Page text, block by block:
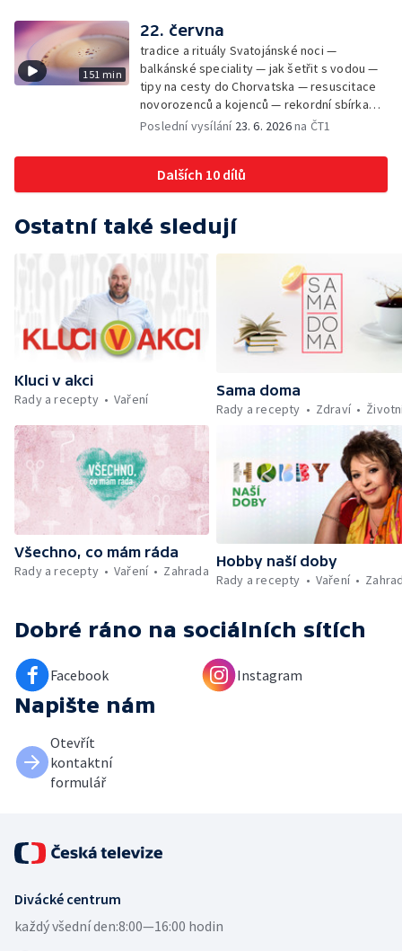
záchranářů v létě — Divácká soutěž —
Minimum sacharidů: maso, vejce, mléčné
výrobky a luštěniny — Jak se udržet v
kondici v létě bez posilovny — Prototyp
chytré vložky do bot pro běžce — Anketa +
aktuálně — Škola hrou — Upoutávka na další
vysílání — Počasí + Zprávy — Práce
Minimum sacharidů: maso, vejce, mléčné
výrobky a luštěniny — Mezinárodní folklórní
kondici v létě bez posilovny — Anketa +
Aktuálně — Škola hrou — Počasí — Prototyp
chytré vložky do bot pro běžce — Divácká
soutěž — Kniha veselých říkanek Hrátky se
zvířátky — Práce záchranářů v létě — Jak se
udržet v kondici v létě bez posilovny —
Škola hrou — Upoutávka na další vysílání —
Počasí + Zprávy — Mezinárodní folklórní
maso, vejce, mléčné výrobky a luštěniny —
Kniha veselých říkanek Hrátky se zvířátky —
Umělecký festival Pohoda 2026 —
Vyhodnocení ankety + ČT tipy —
Vyhodnocení divácké soutěže — Práce
záchranářů v létě
151 min
22. června
tradice a rituály Svatojánské noci —
balkánské speciality — jak šetřit s vodou —
tipy na cesty do Chorvatska — resuscitace
novorozenců a kojenců — rekordní sbírka
velkých modelů aut — výroba šperků se
Poslední vysílání 23. 6. 2026na ČT1
Dalších 10 dílů
Ostatní také sledují
Kluci v akci
Rady a recepty
Vaření
Sama doma
Rady a recepty
Zdraví
Všechno, co mám ráda
Rady a recepty
Vaření Zahrada
Hobby naší doby
Rady a recepty
Vaření
Dobré ráno na sociálních sítích
Facebook Instagram
Napište nám
Otevřít
kontaktní
formulář
Divácké centrum
každý všední den:8:00—16:00 hodin